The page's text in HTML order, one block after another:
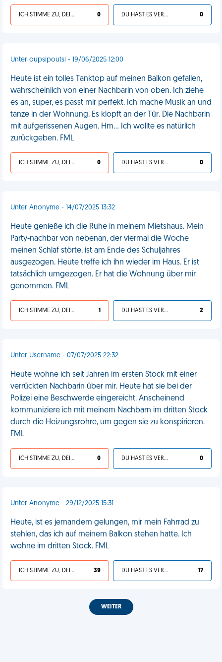
ICH STIMME ZU, DEIN LEBEN IST SCHEISSE 0 DU HAST ES VERDIENT 0
Unter oupsipoutsi - 19/06/2025 12:00
Heute ist ein tolles Tanktop auf meinen Balkon gefallen,
wahrscheinlich von einer Nachbarin von oben. Ich ziehe
es an, super, es passt mir perfekt. Ich mache Musik an und
tanze in der Wohnung. Es klopft an der Tür. Die Nachbarin
mit aufgerissenen Augen. Hm... Ich wollte es natürlich
zurückgeben. FML
ICH STIMME ZU, DEIN LEBEN IST SCHEISSE 0 DU HAST ES VERDIENT 0
Unter Anonyme - 14/07/2025 13:32
Heute genieße ich die Ruhe in meinem Mietshaus. Mein
Party-nachbar von nebenan, der viermal die Woche
meinen Schlaf störte, ist am Ende des Schuljahres
ausgezogen. Heute treffe ich ihn wieder im Haus. Er ist
tatsächlich umgezogen. Er hat die Wohnung über mir
genommen. FML
ICH STIMME ZU, DEIN LEBEN IST SCHEISSE 1 DU HAST ES VERDIENT 2
Unter Username - 07/07/2025 22:32
Heute wohne ich seit Jahren im ersten Stock mit einer
verrückten Nachbarin über mir. Heute hat sie bei der
Polizei eine Beschwerde eingereicht. Anscheinend
kommuniziere ich mit meinem Nachbarn im dritten Stock
durch die Heizungsrohre, um gegen sie zu konspirieren.
FML
ICH STIMME ZU, DEIN LEBEN IST SCHEISSE 0 DU HAST ES VERDIENT 0
Unter Anonyme - 29/12/2025 15:31
Heute, ist es jemandem gelungen, mir mein Fahrrad zu
stehlen, das ich auf meinem Balkon stehen hatte. Ich
wohne im dritten Stock. FML
ICH STIMME ZU, DEIN LEBEN IST SCHEISSE 39 DU HAST ES VERDIENT 17
WEITER